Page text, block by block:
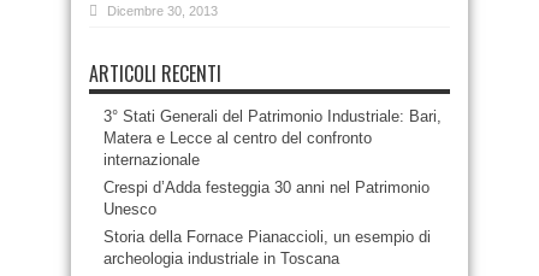
Dicembre 30, 2013
ARTICOLI RECENTI
3° Stati Generali del Patrimonio Industriale: Bari,
Matera e Lecce al centro del confronto
internazionale
Crespi d’Adda festeggia 30 anni nel Patrimonio
Unesco
Storia della Fornace Pianaccioli, un esempio di
archeologia industriale in Toscana